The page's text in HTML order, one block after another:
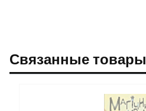
Связанные товары